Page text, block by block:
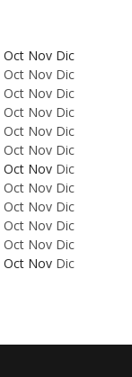
Oct Nov Dic
Oct Nov Dic
Oct Nov Dic
Oct Nov Dic
Oct Nov Dic
Oct Nov Dic
Oct Nov Dic
Oct Nov Dic
Oct Nov Dic
Oct Nov Dic
Oct Nov Dic
Oct Nov Dic